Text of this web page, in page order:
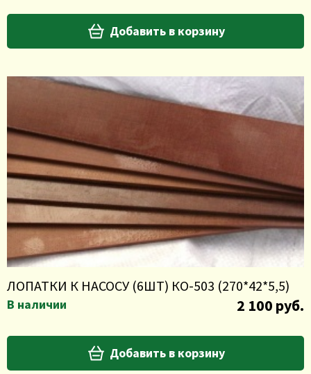
Добавить в корзину
ЛОПАТКИ К НАСОСУ (6ШТ) КО-503 (270*42*5,5)
В наличии 2 100 руб.
Добавить в корзину